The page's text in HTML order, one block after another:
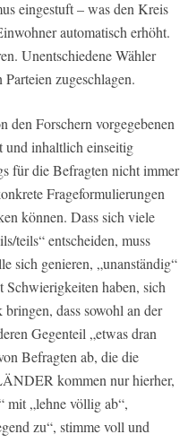
eingestuft – was den Kreis
automatisch erhöht.
Unentschiedene Wähler
zugeschlagen.
Forschern vorgegebenen
und inhaltlich einseitig
für die Befragten nicht immer
Frageformulierungen
können. Dass sich viele
teils“ entscheiden, muss
sich genieren, „unanständig“
haben, sich
dass sowohl an der
Gegenteil „etwas dran
Befragten ab, die die
kommen nur hierher,
mit „lehne völlig ab“,
zu“, stimme voll und